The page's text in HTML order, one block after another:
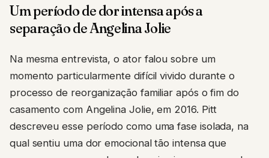
Um período de dor intensa após a
separação de Angelina Jolie
Na mesma entrevista, o ator falou sobre um
momento particularmente difícil vivido durante o
processo de reorganização familiar após o fim do
casamento com Angelina Jolie, em 2016. Pitt
descreveu esse período como uma fase isolada, na
qual sentiu uma dor emocional tão intensa que